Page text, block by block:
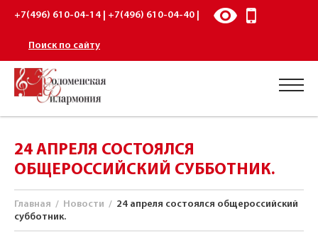
+7(496) 610-04-14 | +7(496) 610-04-40 |
Поиск по сайту
24 АПРЕЛЯ СОСТОЯЛСЯ
ОБЩЕРОССИЙСКИЙ СУББОТНИК.
Главная / Новости / 24 апреля состоялся общероссийский
субботник.